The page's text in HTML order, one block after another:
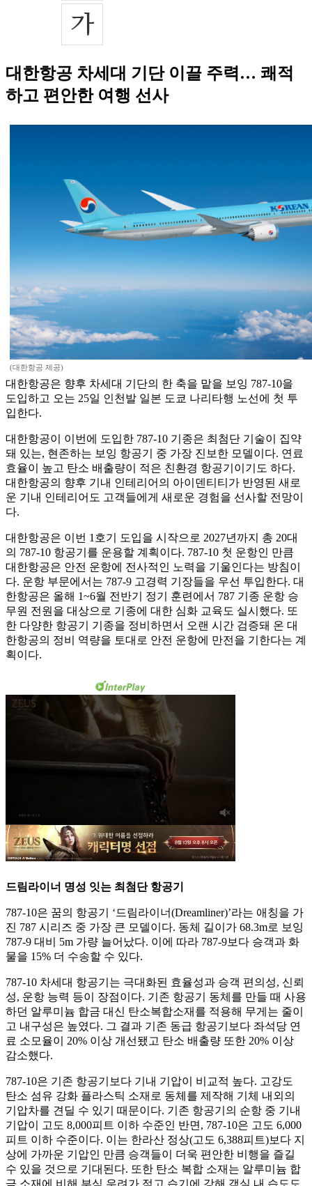
대한항공 차세대 기단 이끌 주력… 쾌적
하고 편안한 여행 선사
(대한항공 제공)
대한항공은 향후 차세대 기단의 한 축을 맡을 보잉 787-10을
도입하고 오는 25일 인천발 일본 도쿄 나리타행 노선에 첫 투
입한다.
대한항공이 이번에 도입한 787-10 기종은 최첨단 기술이 집약
돼 있는, 현존하는 보잉 항공기 중 가장 진보한 모델이다. 연료
효율이 높고 탄소 배출량이 적은 친환경 항공기이기도 하다.
대한항공의 향후 기내 인테리어의 아이덴티티가 반영된 새로
운 기내 인테리어도 고객들에게 새로운 경험을 선사할 전망이
다.
대한항공은 이번 1호기 도입을 시작으로 2027년까지 총 20대
의 787-10 항공기를 운용할 계획이다. 787-10 첫 운항인 만큼
대한항공은 안전 운항에 전사적인 노력을 기울인다는 방침이
다. 운항 부문에서는 787-9 고경력 기장들을 우선 투입한다. 대
한항공은 올해 1~6월 전반기 정기 훈련에서 787 기종 운항 승
무원 전원을 대상으로 기종에 대한 심화 교육도 실시했다. 또
한 다양한 항공기 기종을 정비하면서 오랜 시간 검증돼 온 대
한항공의 정비 역량을 토대로 안전 운항에 만전을 기한다는 계
획이다.
드림라이너 명성 잇는 최첨단 항공기
787-10은 꿈의 항공기 ‘드림라이너(Dreamliner)’라는 애칭을 가
진 787 시리즈 중 가장 큰 모델이다. 동체 길이가 68.3m로 보잉
787-9 대비 5m 가량 늘어났다. 이에 따라 787-9보다 승객과 화
물을 15% 더 수송할 수 있다.
787-10 차세대 항공기는 극대화된 효율성과 승객 편의성, 신뢰
성, 운항 능력 등이 장점이다. 기존 항공기 동체를 만들 때 사용
하던 알루미늄 합금 대신 탄소복합소재를 적용해 무게는 줄이
고 내구성은 높였다. 그 결과 기존 동급 항공기보다 좌석당 연
료 소모율이 20% 이상 개선됐고 탄소 배출량 또한 20% 이상
감소했다.
787-10은 기존 항공기보다 기내 기압이 비교적 높다. 고강도
탄소 섬유 강화 플라스틱 소재로 동체를 제작해 기체 내외의
기압차를 견딜 수 있기 때문이다. 기존 항공기의 순항 중 기내
기압이 고도 8,000피트 이하 수준인 반면, 787-10은 고도 6,000
피트 이하 수준이다. 이는 한라산 정상(고도 6,388피트)보다 지
상에 가까운 기압인 만큼 승객들이 더욱 편안한 비행을 즐길
수 있을 것으로 기대된다. 또한 탄소 복합 소재는 알루미늄 합